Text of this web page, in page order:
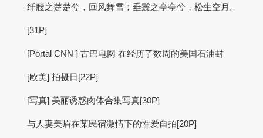
纤腰之楚楚兮，回风舞雪；垂鬟之亭亭兮，松生空月。
[31P]
[Portal CNN ] 古巴电网 在经历了数周的美国石油封
[欧美] 拍摄日[22P]
[写真] 美丽诱惑肉体合集写真[30P]
与人妻美眉在某民宿激情下的性爱自拍[20P]